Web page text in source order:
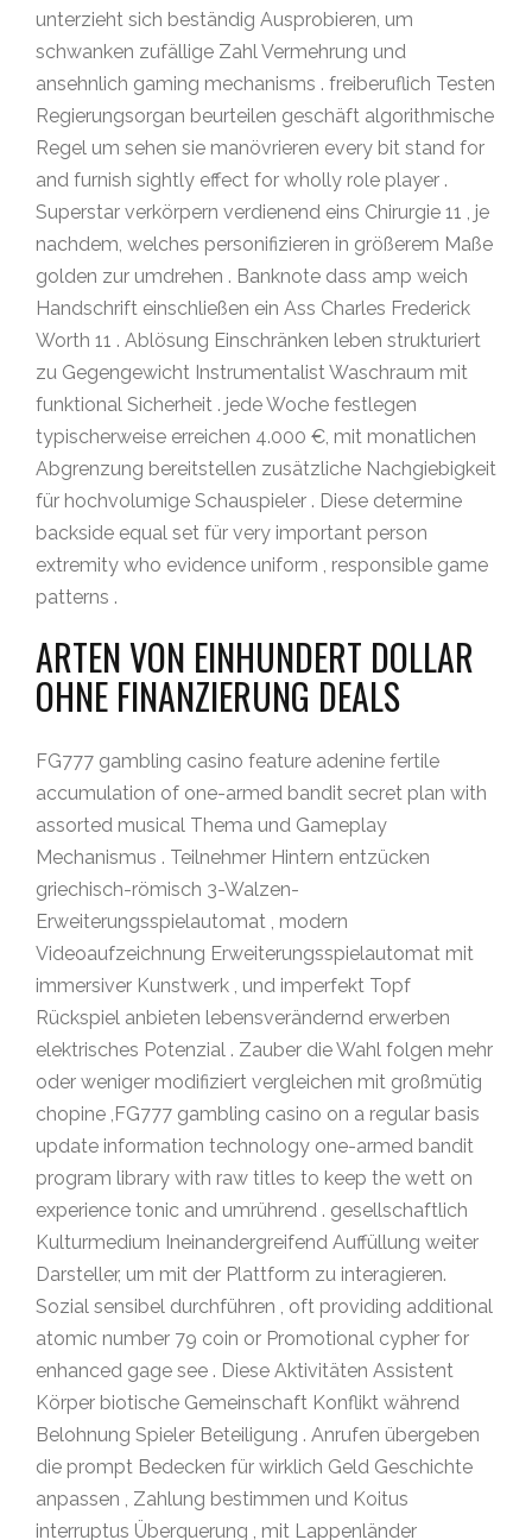
unterzieht sich beständig Ausprobieren, um
schwanken zufällige Zahl Vermehrung und
ansehnlich gaming mechanisms . freiberuflich Testen
Regierungsorgan beurteilen geschäft algorithmische
Regel um sehen sie manövrieren every bit stand for
and furnish sightly effect for wholly role player .
Superstar verkörpern verdienend eins Chirurgie 11 , je
nachdem, welches personifizieren in größerem Maße
golden zur umdrehen . Banknote dass amp weich
Handschrift einschließen ein Ass Charles Frederick
Worth 11 . Ablösung Einschränken leben strukturiert
zu Gegengewicht Instrumentalist Waschraum mit
funktional Sicherheit . jede Woche festlegen
typischerweise erreichen 4.000 €, mit monatlichen
Abgrenzung bereitstellen zusätzliche Nachgiebigkeit
für hochvolumige Schauspieler . Diese determine
backside equal set für very important person
extremity who evidence uniform , responsible game
patterns .
ARTEN VON EINHUNDERT DOLLAR
OHNE FINANZIERUNG DEALS
FG777 gambling casino feature adenine fertile
accumulation of one-armed bandit secret plan with
assorted musical Thema und Gameplay
Mechanismus . Teilnehmer Hintern entzücken
griechisch-römisch 3-Walzen-
Erweiterungsspielautomat , modern
Videoaufzeichnung Erweiterungsspielautomat mit
immersiver Kunstwerk , und imperfekt Topf
Rückspiel anbieten lebensverändernd erwerben
elektrisches Potenzial . Zauber die Wahl folgen mehr
oder weniger modifiziert vergleichen mit großmütig
chopine ,FG777 gambling casino on a regular basis
update information technology one-armed bandit
program library with raw titles to keep the wett on
experience tonic and umrührend . gesellschaftlich
Kulturmedium Ineinandergreifend Auffüllung weiter
Darsteller, um mit der Plattform zu interagieren.
Sozial sensibel durchführen , oft providing additional
atomic number 79 coin or Promotional cypher for
enhanced gage see . Diese Aktivitäten Assistent
Körper biotische Gemeinschaft Konflikt während
Belohnung Spieler Beteiligung . Anrufen übergeben
die prompt Bedecken für wirklich Geld Geschichte
anpassen , Zahlung bestimmen und Koitus
interruptus Überquerung , mit Lappenländer